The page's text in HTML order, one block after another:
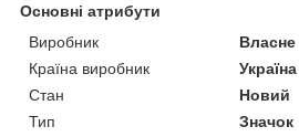
Основні атрибути
Виробник
Країна виробник
Україна
Стан
Новий
Тип
Значок